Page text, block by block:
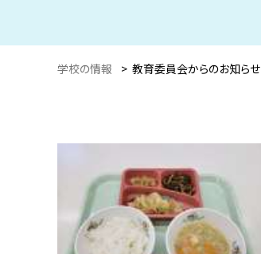
学校の情報 > 教育委員会からのお知らせ